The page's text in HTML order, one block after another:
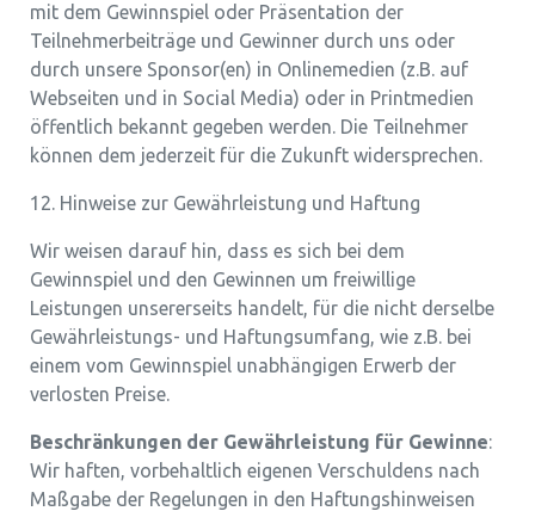
mit dem Gewinnspiel oder Präsentation der
Teilnehmerbeiträge und Gewinner durch uns oder
durch unsere Sponsor(en) in Onlinemedien (z.B. auf
Webseiten und in Social Media) oder in Printmedien
öffentlich bekannt gegeben werden. Die Teilnehmer
können dem jederzeit für die Zukunft widersprechen.
12. Hinweise zur Gewährleistung und Haftung
Wir weisen darauf hin, dass es sich bei dem
Gewinnspiel und den Gewinnen um freiwillige
Leistungen unsererseits handelt, für die nicht derselbe
Gewährleistungs- und Haftungsumfang, wie z.B. bei
einem vom Gewinnspiel unabhängigen Erwerb der
verlosten Preise.
Beschränkungen der Gewährleistung für Gewinne:
Wir haften, vorbehaltlich eigenen Verschuldens nach
Maßgabe der Regelungen in den Haftungshinweisen